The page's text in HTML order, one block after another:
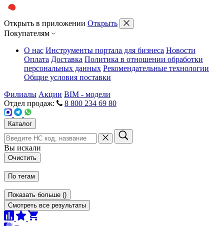
Открыть в приложении Открыть
Покупателям
О нас Инструменты портала для бизнеса Новости
Оплата Доставка Политика в отношении обработки
персональных данных Рекомендательные технологии
Общие условия поставки
Филиалы Акции BIM - модели
Отдел продаж:
8 800 234 69 80
Каталог
Вы искали
Очистить
По тегам
Показать больше ()
Смотреть все результаты